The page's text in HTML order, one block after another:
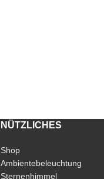
NÜTZLICHES
Shop
Ambientebeleuchtung
Sternenhimmel